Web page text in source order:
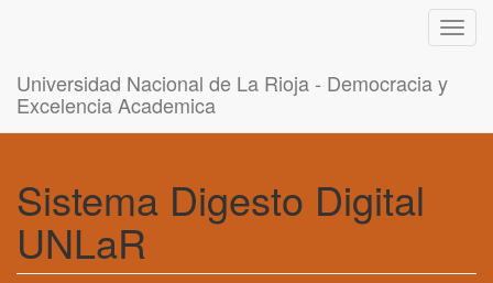
Universidad Nacional de La Rioja - Democracia y
Excelencia Academica
Sistema Digesto Digital
UNLaR